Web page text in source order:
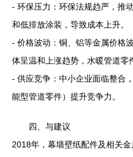
- 环保压力：环保法规趋严，推
和低排放涂装，导致成本上升。
- 价格波动：铜、铝等金属价格
体呈温和上涨趋势，水暖管道零
- 供应竞争：中小企业面临整合
能型管道零件）提升竞争力。
四、与建议
2018年，幕墙壁纸配件及相关